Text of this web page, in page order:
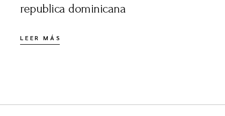
republica dominicana
LEER MÁS